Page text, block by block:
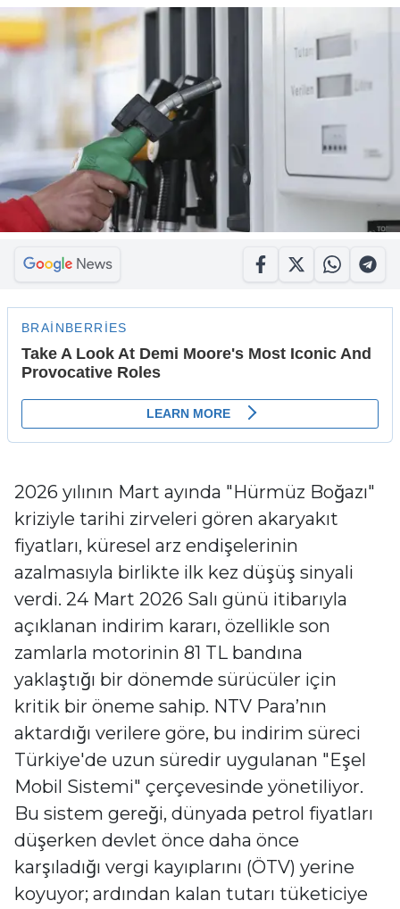
2026 yılının Mart ayında "Hürmüz Boğazı"
kriziyle tarihi zirveleri gören akaryakıt
fiyatları, küresel arz endişelerinin
azalmasıyla birlikte ilk kez düşüş sinyali
verdi. 24 Mart 2026 Salı günü itibarıyla
açıklanan indirim kararı, özellikle son
zamlarla motorinin 81 TL bandına
yaklaştığı bir dönemde sürücüler için
kritik bir öneme sahip. NTV Para’nın
aktardığı verilere göre, bu indirim süreci
Türkiye'de uzun süredir uygulanan "Eşel
Mobil Sistemi" çerçevesinde yönetiliyor.
Bu sistem gereği, dünyada petrol fiyatları
düşerken devlet önce daha önce
karşıladığı vergi kayıplarını (ÖTV) yerine
koyuyor; ardından kalan tutarı tüketiciye